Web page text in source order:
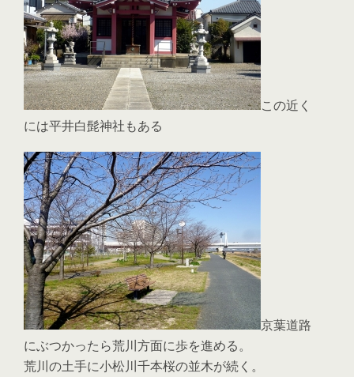
この近く
には平井白髭神社もある
京葉道路
にぶつかったら荒川方面に歩を進める。
荒川の土手に小松川千本桜の並木が続く。